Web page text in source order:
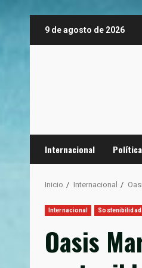
9 de agosto de 2026
Internacional Política
Inicio Internacional
Internacional Sostenibilidad
Oasis